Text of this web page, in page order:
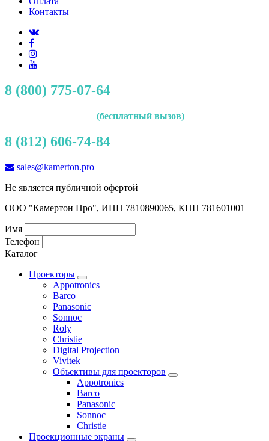
Контакты
8 (800) 775-07-64
(бесплатный вызов)
8 (812) 606-74-84
sales@kamerton.pro
Не является публичной офертой
ООО "Камертон Про", ИНН 7810890065, КПП 781601001
Имя
Телефон
Каталог
Проекторы
Appotronics
Barco
Panasonic
Sonnoc
Roly
Christie
Digital Projection
Vivitek
Объективы для проекторов
Appotronics
Barco
Panasonic
Sonnoc
Сhristie
Проекционные экраны